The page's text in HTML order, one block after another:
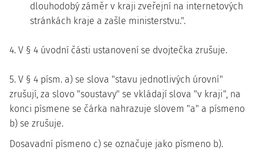
dlouhodobý záměr v kraji zveřejní na internetových
stránkách kraje a zašle ministerstvu.".
4. V § 4 úvodní části ustanovení se dvojtečka zrušuje.
5. V § 4 písm. a) se slova "stavu jednotlivých úrovní"
zrušují, za slovo "soustavy" se vkládají slova "v kraji", na
konci písmene se čárka nahrazuje slovem "a" a písmeno
b) se zrušuje.
Dosavadní písmeno c) se označuje jako písmeno b).